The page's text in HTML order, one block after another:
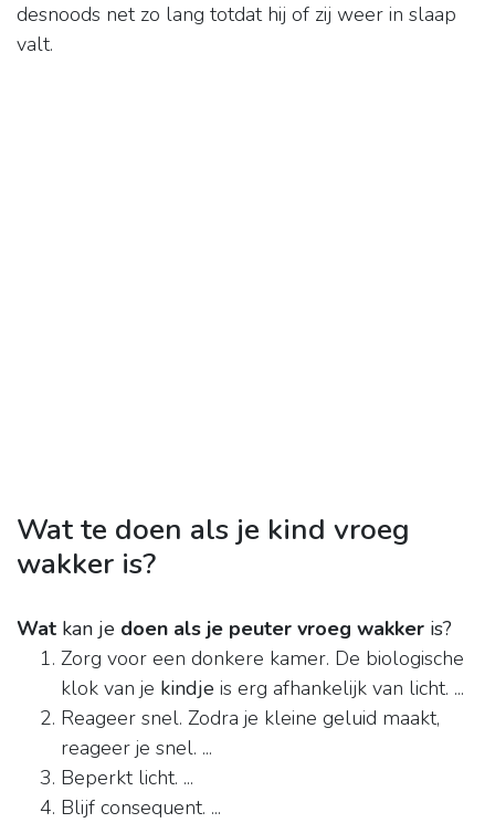
desnoods net zo lang totdat hij of zij weer in slaap
valt.
Wat te doen als je kind vroeg
wakker is?
Wat kan je doen als je peuter vroeg wakker is?
Zorg voor een donkere kamer. De biologische
klok van je kindje is erg afhankelijk van licht. ...
Reageer snel. Zodra je kleine geluid maakt,
reageer je snel. ...
Beperkt licht. ...
Blijf consequent. ...